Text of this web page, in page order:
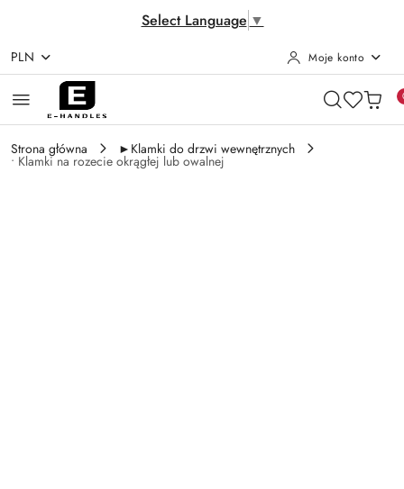
Select Language ▼
Przejdź do treści głównej
Przejdź do wyszukiwarki
Przejdź do moje konto
Przejdź do menu głównego
Przejdź do opisu produktu
Przejdź do stopki
PLN Moje konto
Strona główna ►Klamki do drzwi wewnętrznych
• Klamki na rozecie okrągłej lub owalnej